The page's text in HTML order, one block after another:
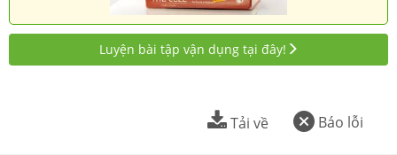
Luyện bài tập vận dụng tại đây!
Báo lỗi
Tải về